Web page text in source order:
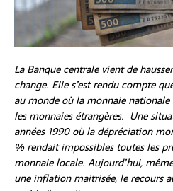
La Banque centrale vient de
change. Elle s’est rendu compte
au monde où la monnaie
les monnaies étrangères. Une
années 1990 où la dépréciation
% rendait impossibles toutes les
monnaie locale. Aujourd’hui,
une inflation maitrisée, le recours